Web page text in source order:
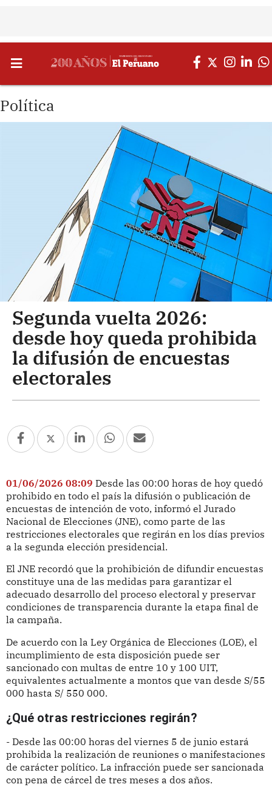
Política
Segunda vuelta 2026:
desde hoy queda prohibida
la difusión de encuestas
electorales
01/06/2026 08:09 Desde las 00:00 horas de hoy quedó
prohibido en todo el país la difusión o publicación de
encuestas de intención de voto, informó el Jurado
Nacional de Elecciones (JNE), como parte de las
restricciones electorales que regirán en los días previos
a la segunda elección presidencial.
El JNE recordó que la prohibición de difundir encuestas
constituye una de las medidas para garantizar el
adecuado desarrollo del proceso electoral y preservar
condiciones de transparencia durante la etapa final de
la campaña.
De acuerdo con la Ley Orgánica de Elecciones (LOE), el
incumplimiento de esta disposición puede ser
sancionado con multas de entre 10 y 100 UIT,
equivalentes actualmente a montos que van desde S/55
000 hasta S/ 550 000.
¿Qué otras restricciones regirán?
- Desde las 00:00 horas del viernes 5 de junio estará
prohibida la realización de reuniones o manifestaciones
de carácter político. La infracción puede ser sancionada
con pena de cárcel de tres meses a dos años.